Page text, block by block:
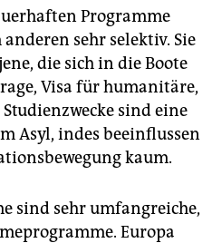
Programme
sehr selektiv. Sie
die sich in die Boote
Visa für humanitäre,
sind eine
Asyl, indes beeinflussen
kaum.
sind sehr umfangreiche,
Europa